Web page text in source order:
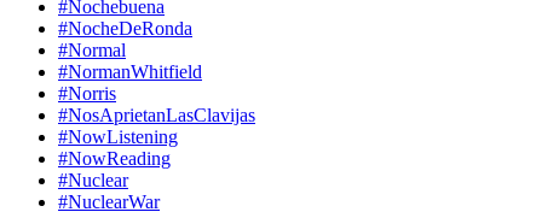
#Nochebuena
#NocheDeRonda
#Normal
#NormanWhitfield
#Norris
#NosAprietanLasClavijas
#NowListening
#NowReading
#Nuclear
#NuclearWar